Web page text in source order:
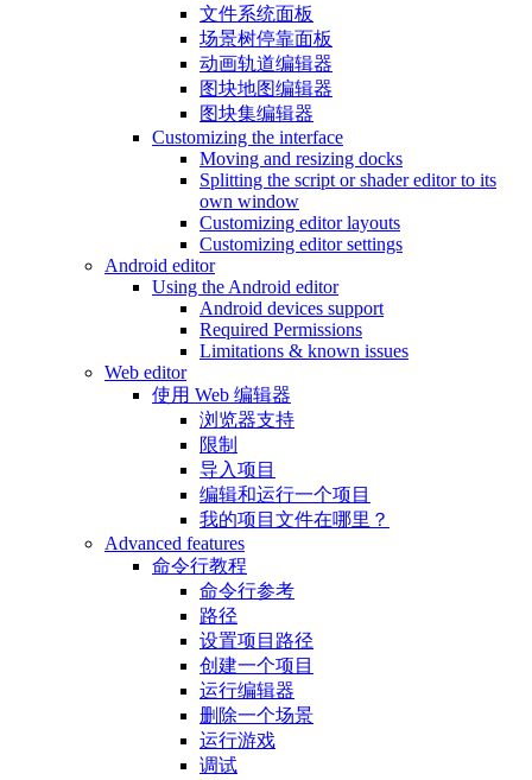
文件系统面板
场景树停靠面板
动画轨道编辑器
图块地图编辑器
图块集编辑器
Customizing the interface
Moving and resizing docks
Splitting the script or shader editor to its
own window
Customizing editor layouts
Customizing editor settings
Android editor
Using the Android editor
Android devices support
Required Permissions
Limitations & known issues
Web editor
使用 Web 编辑器
浏览器支持
限制
导入项目
编辑和运行一个项目
我的项目文件在哪里？
Advanced features
命令行教程
命令行参考
路径
设置项目路径
创建一个项目
运行编辑器
删除一个场景
运行游戏
调试